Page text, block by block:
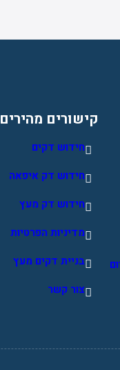
קישורים מהירים
חידוש דקים
חידוש דק איפאה
חידוש דק מעץ
מדיניות הפרטיות
בניית דקים מעץ
צור קשר